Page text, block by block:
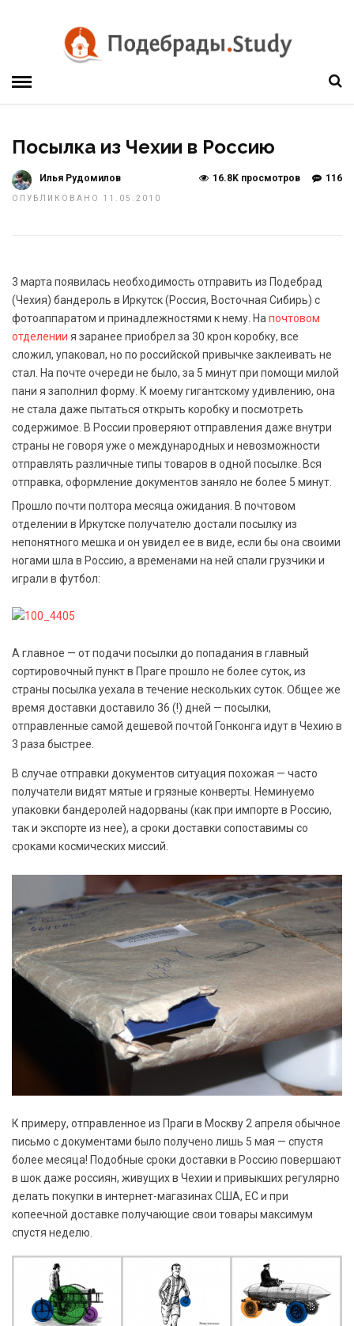
Посылка из Чехии в Россию
Илья Рудомилов
ОПУБЛИКОВАНО 11.05.2010
116
16.8K просмотров
3 марта появилась необходимость отправить из Подебрад
(Чехия) бандероль в Иркутск (Россия, Восточная Сибирь) с
фотоаппаратом и принадлежностями к нему. На почтовом
отделении я заранее приобрел за 30 крон коробку, все
сложил, упаковал, но по российской привычке заклеивать не
стал. На почте очереди не было, за 5 минут при помощи милой
пани я заполнил форму. К моему гигантскому удивлению, она
не стала даже пытаться открыть коробку и посмотреть
содержимое. В России проверяют отправления даже внутри
страны не говоря уже о международных и невозможности
отправлять различные типы товаров в одной посылке. Вся
отправка, оформление документов заняло не более 5 минут.
Прошло почти полтора месяца ожидания. В почтовом
отделении в Иркутске получателю достали посылку из
непонятного мешка и он увидел ее в виде, если бы она своими
ногами шла в Россию, а временами на ней спали грузчики и
играли в футбол:
А главное — от подачи посылки до попадания в главный
сортировочный пункт в Праге прошло не более суток, из
страны посылка уехала в течение нескольких суток. Общее же
время доставки доставило 36 (!) дней — посылки,
отправленные самой дешевой почтой Гонконга идут в Чехию в
3 раза быстрее.
В случае отправки документов ситуация похожая — часто
получатели видят мятые и грязные конверты. Неминуемо
упаковки бандеролей надорваны (как при импорте в Россию,
так и экспорте из нее), а сроки доставки сопоставимы со
сроками космических миссий.
К примеру, отправленное из Праги в Москву 2 апреля обычное
письмо с документами было получено лишь 5 мая — спустя
более месяца! Подобные сроки доставки в Россию повершают
в шок даже россиян, живущих в Чехии и привыкших регулярно
делать покупки в интернет-магазинах США, ЕС и при
копеечной доставке получающие свои товары максимум
спустя неделю.